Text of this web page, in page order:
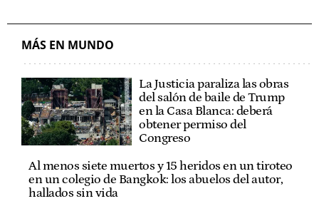
MÁS EN MUNDO
La Justicia paraliza las obras
del salón de baile de Trump
en la Casa Blanca: deberá
obtener permiso del
Congreso
Al menos siete muertos y 15 heridos en un tiroteo
en un colegio de Bangkok: los abuelos del autor,
hallados sin vida